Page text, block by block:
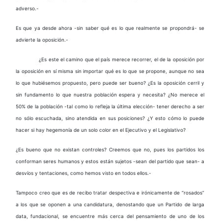
adverso.-
Es que ya desde ahora -sin saber qué es lo que realmente se propondrá- se
advierte la oposición.-
¿Es este el camino que el país merece recorrer, el de la oposición por
la oposición en sí misma sin importar qué es lo que se propone, aunque no sea
lo que hubiésemos propuesto, pero puede ser bueno? ¿Es la oposición cerril y
sin fundamento lo que nuestra población espera y necesita? ¿No merece el
50% de la población -tal como lo refleja la última elección- tener derecho a ser
no sólo escuchada, sino atendida en sus posiciones? ¿Y esto cómo lo puede
hacer si hay hegemonía de un solo color en el Ejecutivo y el Legislativo?
¿Es bueno que no existan controles? Creemos que no, pues los partidos los
conforman seres humanos y estos están sujetos -sean del partido que sean- a
desvíos y tentaciones, como hemos visto en todos ellos.-
Tampoco creo que es de recibo tratar despectiva e irónicamente de “rosados”
a los que se oponen a una candidatura, denostando que un Partido de larga
data, fundacional, se encuentre más cerca del pensamiento de uno de los